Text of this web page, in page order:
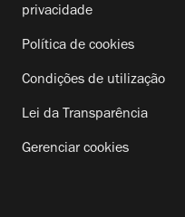
privacidade
Política de cookies
Condições de utilização
Lei da Transparência
Gerenciar cookies